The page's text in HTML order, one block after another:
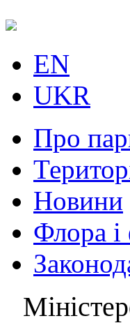
EN
UKR
Про
Новини
Флора і